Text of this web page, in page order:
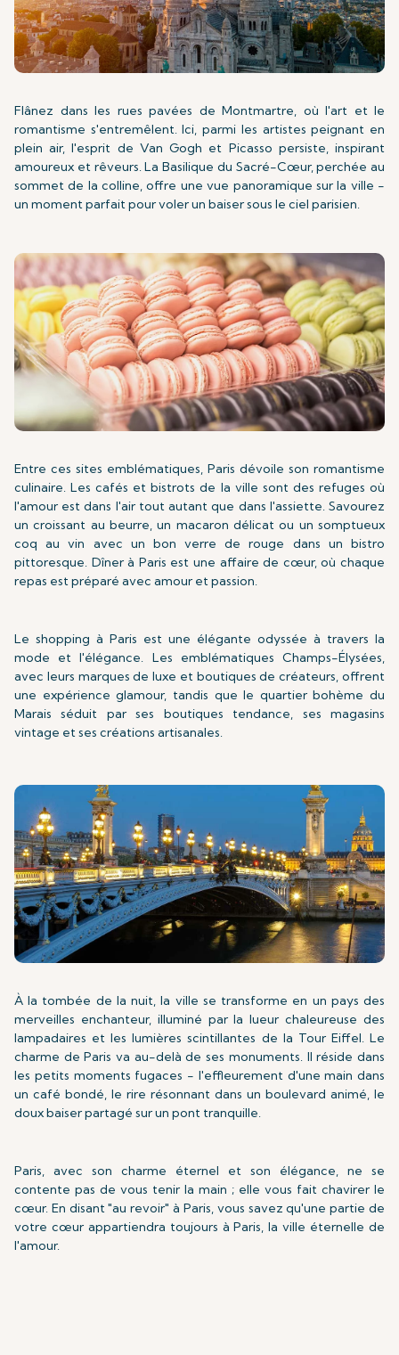
Flânez dans les rues pavées de Montmartre, où l'art et le
romantisme s'entremêlent. Ici, parmi les artistes peignant en
plein air, l'esprit de Van Gogh et Picasso persiste, inspirant
amoureux et rêveurs. La Basilique du Sacré-Cœur, perchée au
sommet de la colline, offre une vue panoramique sur la ville -
un moment parfait pour voler un baiser sous le ciel parisien.
Entre ces sites emblématiques, Paris dévoile son romantisme
culinaire. Les cafés et bistrots de la ville sont des refuges où
l'amour est dans l'air tout autant que dans l'assiette. Savourez
un croissant au beurre, un macaron délicat ou un somptueux
coq au vin avec un bon verre de rouge dans un bistro
pittoresque. Dîner à Paris est une affaire de cœur, où chaque
repas est préparé avec amour et passion.
Le shopping à Paris est une élégante odyssée à travers la
mode et l'élégance. Les emblématiques Champs-Élysées,
avec leurs marques de luxe et boutiques de créateurs, offrent
une expérience glamour, tandis que le quartier bohème du
Marais séduit par ses boutiques tendance, ses magasins
vintage et ses créations artisanales.
À la tombée de la nuit, la ville se transforme en un pays des
merveilles enchanteur, illuminé par la lueur chaleureuse des
lampadaires et les lumières scintillantes de la Tour Eiffel. Le
charme de Paris va au-delà de ses monuments. Il réside dans
les petits moments fugaces - l'effleurement d'une main dans
un café bondé, le rire résonnant dans un boulevard animé, le
doux baiser partagé sur un pont tranquille.
Paris, avec son charme éternel et son élégance, ne se
contente pas de vous tenir la main ; elle vous fait chavirer le
cœur. En disant "au revoir" à Paris, vous savez qu'une partie de
votre cœur appartiendra toujours à Paris, la ville éternelle de
l'amour.